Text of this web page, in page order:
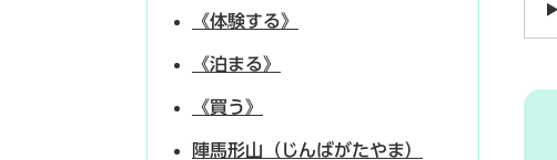
《体験する》
《泊まる》
《買う》
陣馬形山（じんばがたやま）